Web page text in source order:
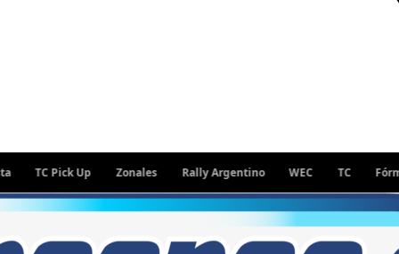
Pick Up Zonales Rally Argentino WEC TC Fórmula 1